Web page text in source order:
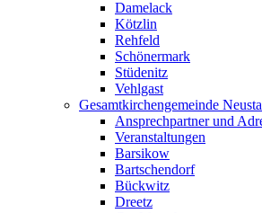
Damelack
Kötzlin
Rehfeld
Schönermark
Stüdenitz
Vehlgast
Gesamtkirchengemeinde
Ansprechpartner und
Veranstaltungen
Barsikow
Bartschendorf
Bückwitz
Dreetz